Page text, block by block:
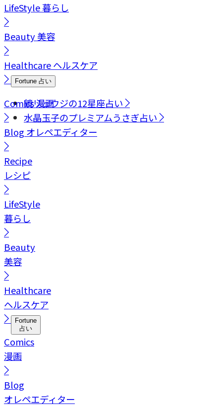
LifeStyle暮らし
Beauty美容
Healthcareヘルスケア
Fortune 占い
鏡リュウジの12星座占い
水晶玉子のプレミアムうさぎ占い
Comics漫画
Blog オレペエディター
Recipe
レシピ
LifeStyle
暮らし
Beauty
美容
Healthcare
ヘルスケア
Fortune
占い
Comics
漫画
Blog
オレペエディター